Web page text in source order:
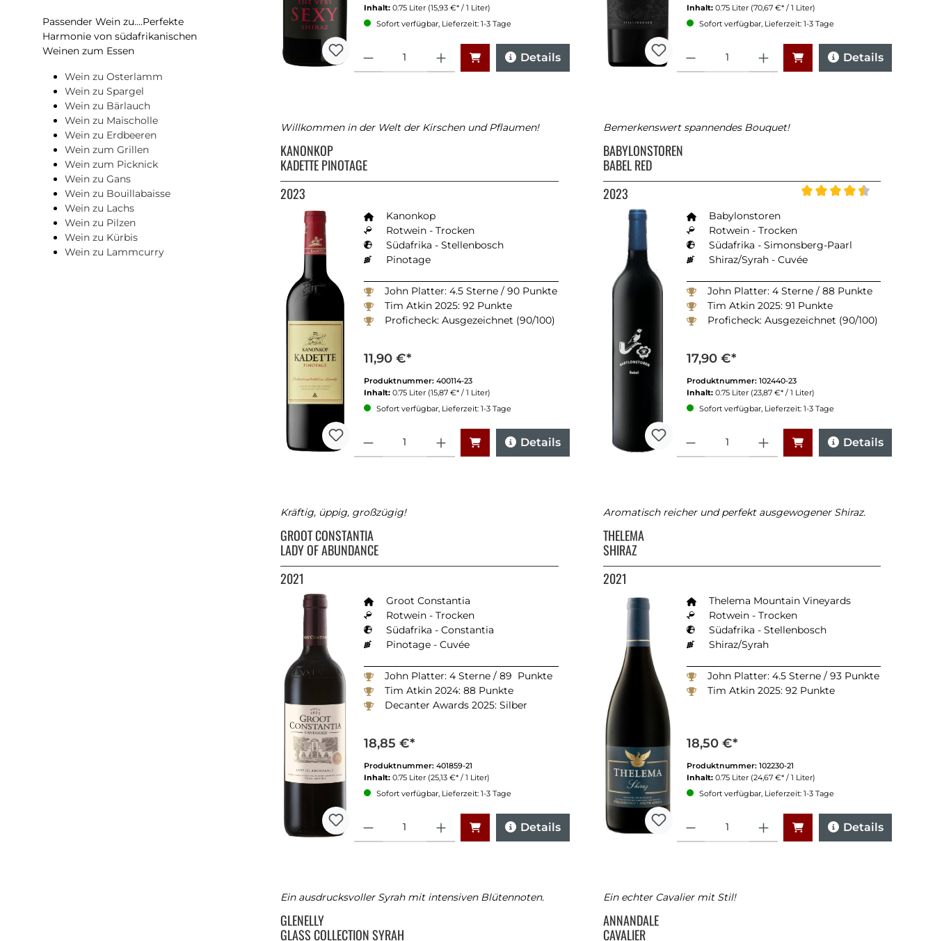
Passender Wein zu....Perfekte
Harmonie von südafrikanischen
Weinen zum Essen
Wein zu Osterlamm
Wein zu Spargel
Wein zu Bärlauch
Wein zu Maischolle
Wein zu Erdbeeren
Wein zum Grillen
Wein zum Picknick
Wein zu Gans
Wein zu Bouillabaisse
Wein zu Lachs
Wein zu Pilzen
Wein zu Kürbis
Wein zu Lammcurry
Inhalt: 0.75 Liter (15,93 €* / 1 Liter)
Sofort verfügbar, Lieferzeit: 1-3 Tage
Details
Inhalt: 0.75 Liter (70,67 €* / 1 Liter)
Sofort verfügbar, Lieferzeit: 1-3 Tage
Details
Willkommen in der Welt der Kirschen und Pflaumen!
KANONKOP
KADETTE PINOTAGE
2023
Kanonkop
Rotwein - Trocken
Südafrika - Stellenbosch
Pinotage
John Platter: 4.5 Sterne / 90 Punkte
Tim Atkin 2025: 92 Punkte
Proficheck: Ausgezeichnet (90/100)
11,90 €*
Produktnummer: 400114-23
Inhalt: 0.75 Liter (15,87 €* / 1 Liter)
Sofort verfügbar, Lieferzeit: 1-3 Tage
Details
Bemerkenswert spannendes Bouquet!
BABYLONSTOREN
BABEL RED
2023
Babylonstoren
Rotwein - Trocken
Südafrika - Simonsberg-Paarl
Shiraz/Syrah - Cuvée
John Platter: 4 Sterne / 88 Punkte
Tim Atkin 2025: 91 Punkte
Proficheck: Ausgezeichnet (90/100)
17,90 €*
Produktnummer: 102440-23
Inhalt: 0.75 Liter (23,87 €* / 1 Liter)
Sofort verfügbar, Lieferzeit: 1-3 Tage
Details
Kräftig, üppig, großzügig!
GROOT CONSTANTIA
LADY OF ABUNDANCE
2021
Groot Constantia
Rotwein - Trocken
Südafrika - Constantia
Pinotage - Cuvée
John Platter: 4 Sterne / 89 Punkte
Tim Atkin 2024: 88 Punkte
Decanter Awards 2025: Silber
18,85 €*
Produktnummer: 401859-21
Inhalt: 0.75 Liter (25,13 €* / 1 Liter)
Sofort verfügbar, Lieferzeit: 1-3 Tage
Details
Aromatisch reicher und perfekt ausgewogener Shiraz.
THELEMA
SHIRAZ
2021
Thelema Mountain Vineyards
Rotwein - Trocken
Südafrika - Stellenbosch
Shiraz/Syrah
John Platter: 4.5 Sterne / 93 Punkte
Tim Atkin 2025: 92 Punkte
18,50 €*
Produktnummer: 102230-21
Inhalt: 0.75 Liter (24,67 €* / 1 Liter)
Sofort verfügbar, Lieferzeit: 1-3 Tage
Details
Ein ausdrucksvoller Syrah mit intensiven Blütennoten.
GLENELLY
GLASS COLLECTION SYRAH
Ein echter Cavalier mit Stil!
ANNANDALE
CAVALIER